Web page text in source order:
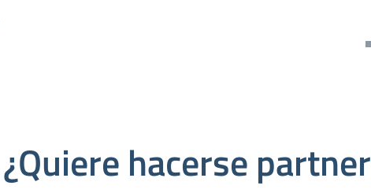
¿Quiere hacerse